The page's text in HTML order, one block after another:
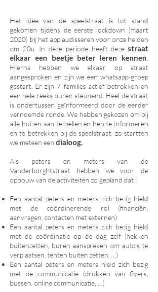
Het idee van de speelstraat is tot stand
gekomen tijdens de eerste lockdown (maart
2020) bij het applaudisseren voor onze helden
om 20u. In deze periode heeft deze straat
elkaar een beetje beter leren kennen
Hierna hebben we elkaar op straat
aangesproken en zijn we een whatsapp-groep
gestart. Er zijn 7 families actief betrokken en
een hele reeks buren steunend. Heel de straat
is ondertussen geïnformeerd door de eerder
vernoemde ronde. We hebben gekozen om bij
alle huizen aan te bellen en hen te informeren
en te betrekken bij de speelstraat, zo startten
we meteen een dialoog.
Als peters en meters van de
Vanderborghtstraat hebben we voor de
opbouw van de activiteiten zo gepland dat :
Een aantal peters en meters zich bezig hield
met de coördinerende rol (financiën,
aanvragen, contacten met externen)
Een aantal peters en meters zich bezig hield
met de coördinatie op de dag zelf (hekken
buitenzetten, buren aanspreken om auto’s te
verplaatsen, tenten buiten zetten, …)
Een aantal peters en meters hield zich bezig
met de communicatie (drukken van flyers,
bussen, online communicatie, …)